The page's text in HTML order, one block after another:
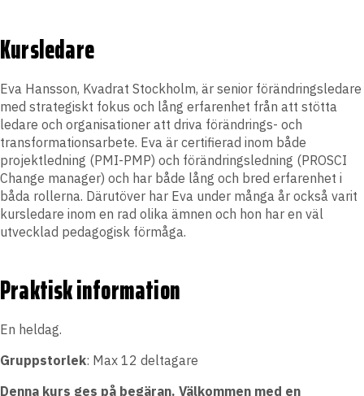
Kursledare
Eva Hansson, Kvadrat Stockholm, är senior förändringsledare
med strategiskt fokus och lång erfarenhet från att stötta
ledare och organisationer att driva förändrings- och
transformationsarbete. Eva är certifierad inom både
projektledning (PMI-PMP) och förändringsledning (PROSCI
Change manager) och har både lång och bred erfarenhet i
båda rollerna. Därutöver har Eva under många år också varit
kursledare inom en rad olika ämnen och hon har en väl
utvecklad pedagogisk förmåga.
Praktisk information
En heldag.
Gruppstorlek: Max 12 deltagare
Denna kurs ges på begäran. Välkommen med en